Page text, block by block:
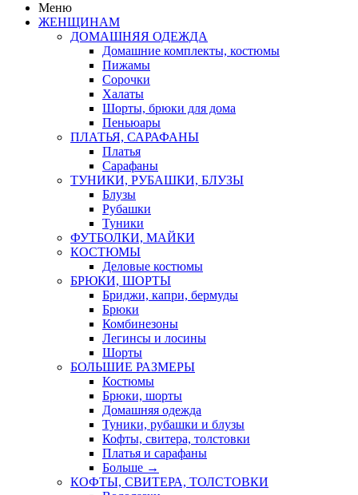
Меню
ЖЕНЩИНАМ
ДОМАШНЯЯ ОДЕЖДА
Домашние комплекты, костюмы
Пижамы
Сорочки
Халаты
Шорты, брюки для дома
Пеньюары
ПЛАТЬЯ, САРАФАНЫ
Платья
Сарафаны
ТУНИКИ, РУБАШКИ, БЛУЗЫ
Блузы
Рубашки
Туники
ФУТБОЛКИ, МАЙКИ
КОСТЮМЫ
Деловые костюмы
БРЮКИ, ШОРТЫ
Бриджи, капри, бермуды
Брюки
Комбинезоны
Легинсы и лосины
Шорты
БОЛЬШИЕ РАЗМЕРЫ
Костюмы
Брюки, шорты
Домашняя одежда
Туники, рубашки и блузы
Кофты, свитера, толстовки
Платья и сарафаны
Больше →
КОФТЫ, СВИТЕРА, ТОЛСТОВКИ